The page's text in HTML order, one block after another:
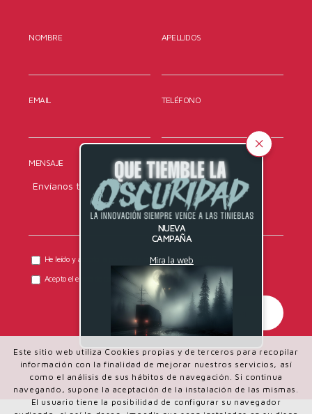
NUEVA
CAMPAÑA
Mira la web
NOMBRE APELLIDOS
EMAIL TELÉFONO
MENSAJE
He leído y acepto la política de privacidadde DYRESEL.
Acepto el envío de comunicaciones comerciales.
Este sitio web utiliza Cookies propias y de terceros para recopilar
información con la finalidad de mejorar nuestros servicios, así
como el análisis de sus hábitos de navegación. Si continua
navegando, supone la aceptación de la instalación de las mismas.
El usuario tiene la posibilidad de configurar su navegador